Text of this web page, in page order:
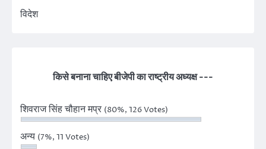
विदेश
किसे बनाना चाहिए बीजेपी का राष्ट्रीय अध्यक्ष ---
शिवराज सिंह चौहान मप्र (80%, 126 Votes)
अन्य (7%, 11 Votes)